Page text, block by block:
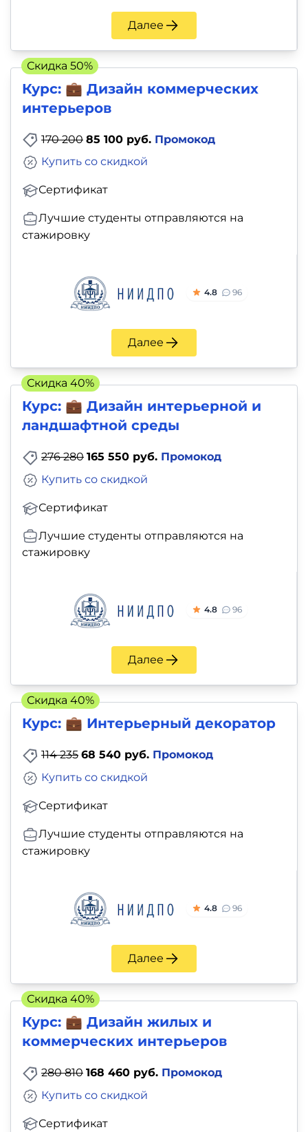
Далее
Курс: 💼 Дизайн коммерческих
интерьеров
170 200 85 100 руб. Промокод
Сертификат
Купить со скидкой
Лучшие студенты отправляются на
стажировку
4.8 96
Далее
Скидка 50%
Курс: 💼 Дизайн интерьерной и
ландшафтной среды
276 280 165 550 руб. Промокод
Сертификат
Купить со скидкой
Лучшие студенты отправляются на
стажировку
4.8 96
Далее
Скидка 40%
Курс: 💼 Интерьерный декоратор
114 235 68 540 руб. Промокод
Сертификат
Купить со скидкой
Лучшие студенты отправляются на
стажировку
4.8 96
Далее
Скидка 40%
Курс: 💼 Дизайн жилых и
коммерческих интерьеров
280 810 168 460 руб. Промокод
Сертификат
Купить со скидкой
Скидка 40%